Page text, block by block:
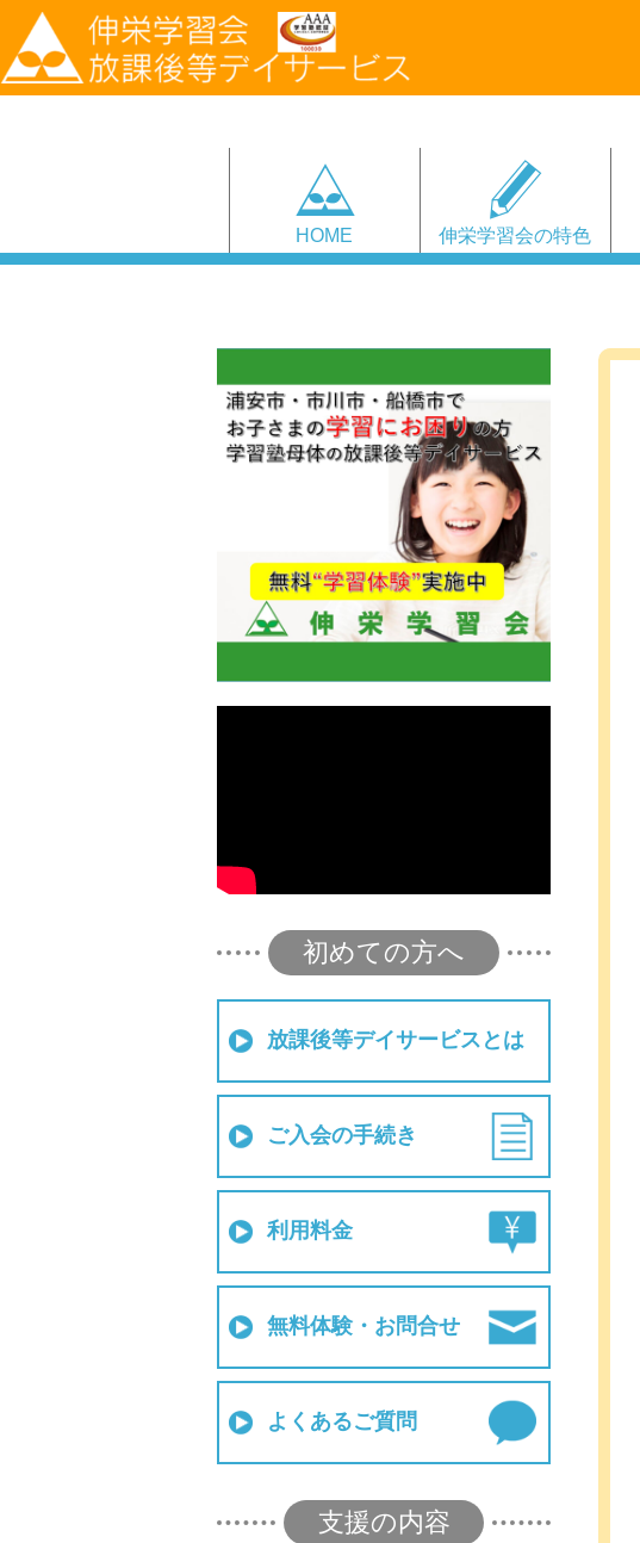
HOME 伸栄学習会の特色
初めての方へ
放課後等デイサービスとは
ご入会の手続き
利用料金
無料体験・お問合せ
よくあるご質問
支援の内容